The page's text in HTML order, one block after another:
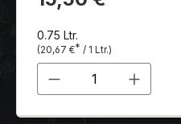
Karger Boden mit hohem
klimatische
bei ausreichend
Finesse
0.75 Ltr.
(20,67 €* / 1 Ltr.)
Produkt